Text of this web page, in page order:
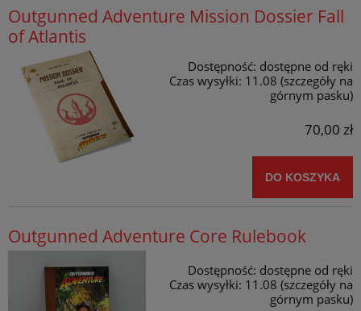
Outgunned Adventure Mission Dossier Fall
of Atlantis
Dostępność: dostępne od ręki
Czas wysyłki: 11.08 (szczegóły na
górnym pasku)
70,00 zł
DO KOSZYKA
Outgunned Adventure Core Rulebook
Dostępność: dostępne od ręki
Czas wysyłki: 11.08 (szczegóły na
górnym pasku)